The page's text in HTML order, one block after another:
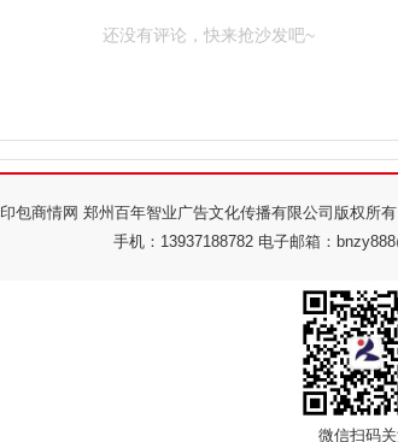
还没有评论，快来抢沙发吧~
印包商情网 郑州百年智业广告文化传播有限公司版权所
手机：13937188782 电子邮箱：
微信扫码